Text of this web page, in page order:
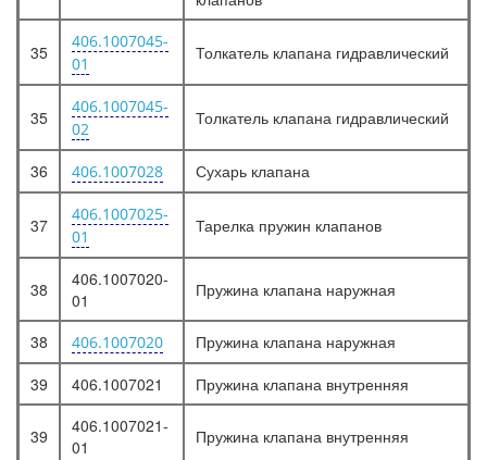
35
406.1007045-
01
Толкатель клапана гидравлический
35
406.1007045-
02
Толкатель клапана гидравлический
36 406.1007028 Сухарь клапана
37
406.1007025-
01
Тарелка пружин клапанов
38
406.1007020-
01
Пружина клапана наружная
38 406.1007020
Пружина клапана наружная
39
406.1007021 Пружина клапана внутренняя
39
406.1007021-
01
Пружина клапана внутренняя